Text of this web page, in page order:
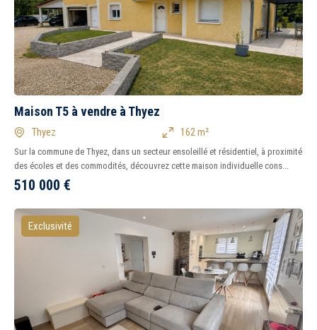
Maison T5 à vendre à Thyez
Thyez 162 m²
Sur la commune de Thyez, dans un secteur ensoleillé et résidentiel, à proximité
des écoles et des commodités, découvrez cette maison individuelle cons...
510 000 €
Exclusivité